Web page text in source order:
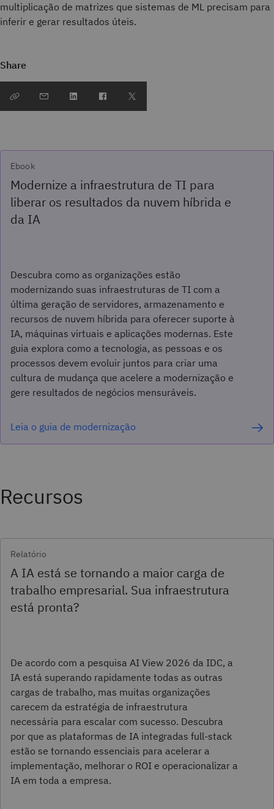
multiplicação de matrizes que sistemas de ML precisam para
inferir e gerar resultados úteis.
Share
Ebook
Modernize a infraestrutura de TI para
liberar os resultados da nuvem híbrida e
da IA
Descubra como as organizações estão
modernizando suas infraestruturas de TI com a
última geração de servidores, armazenamento e
recursos de nuvem híbrida para oferecer suporte à
IA, máquinas virtuais e aplicações modernas. Este
guia explora como a tecnologia, as pessoas e os
processos devem evoluir juntos para criar uma
cultura de mudança que acelere a modernização e
gere resultados de negócios mensuráveis.
Leia o guia de modernização
Recursos
Relatório
A IA está se tornando a maior carga de
trabalho empresarial. Sua infraestrutura
está pronta?
De acordo com a pesquisa AI View 2026 da IDC, a
IA está superando rapidamente todas as outras
cargas de trabalho, mas muitas organizações
carecem da estratégia de infraestrutura
necessária para escalar com sucesso. Descubra
por que as plataformas de IA integradas full-stack
estão se tornando essenciais para acelerar a
implementação, melhorar o ROI e operacionalizar a
IA em toda a empresa.